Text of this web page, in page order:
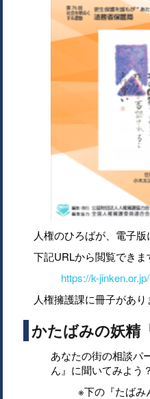
人権のひろばが、電子版
下記URLから閲覧できま
https://k-jinken.or.jp/
人権擁護課に冊子があり
かたばみの妖精
あなたの街の相談パ
ん』に聞いてみよう？
※下の『たばみ